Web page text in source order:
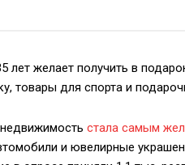
лет желает получить в
товары для спорта и
стала самым
и ювелирные